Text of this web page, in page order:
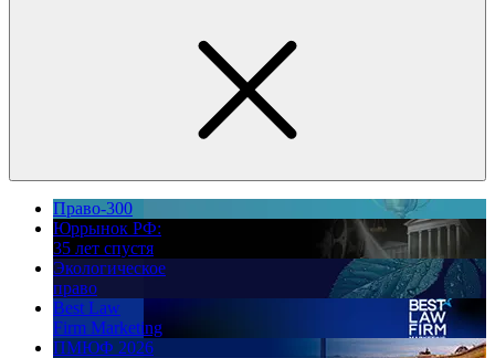
Право-300
Юррынок РФ:
35 лет спустя
Экологическое
право
Best Law
Firm Marketing
ПМЮФ 2026